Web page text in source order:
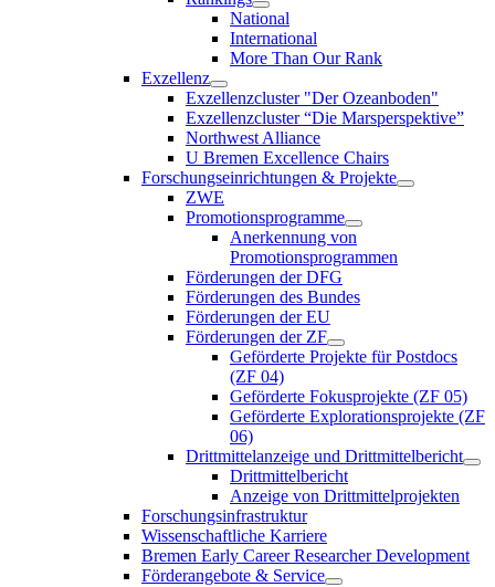
National
International
More Than Our Rank
Exzellenz
Exzellenzcluster "Der Ozeanboden"
Exzellenzcluster “Die Marsperspektive”
Northwest Alliance
U Bremen Excellence Chairs
Forschungseinrichtungen & Projekte
ZWE
Promotionsprogramme
Anerkennung von
Promotionsprogrammen
Förderungen der DFG
Förderungen des Bundes
Förderungen der EU
Förderungen der ZF
Geförderte Projekte für Postdocs
(ZF 04)
Geförderte Fokusprojekte (ZF 05)
Geförderte Explorationsprojekte (ZF
06)
Drittmittelanzeige und Drittmittelbericht
Drittmittelbericht
Anzeige von Drittmittelprojekten
Forschungsinfrastruktur
Wissenschaftliche Karriere
Bremen Early Career Researcher Development
Förderangebote & Service